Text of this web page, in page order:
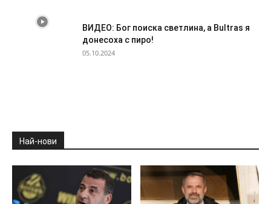
ВИДЕО: Бог поиска светлина, а Bultras я
донесоха с пиро!
05.10.2024
Най-нови